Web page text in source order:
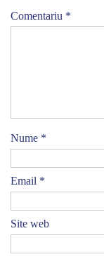
Comentariu *
Nume *
Email *
Site web